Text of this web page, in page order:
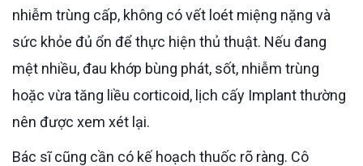
nhiễm trùng cấp, không có vết loét miệng nặng và
sức khỏe đủ ổn để thực hiện thủ thuật. Nếu đang
mệt nhiều, đau khớp bùng phát, sốt, nhiễm trùng
hoặc vừa tăng liều corticoid, lịch cấy Implant thường
nên được xem xét lại.
Bác sĩ cũng cần có kế hoạch thuốc rõ ràng. Cô